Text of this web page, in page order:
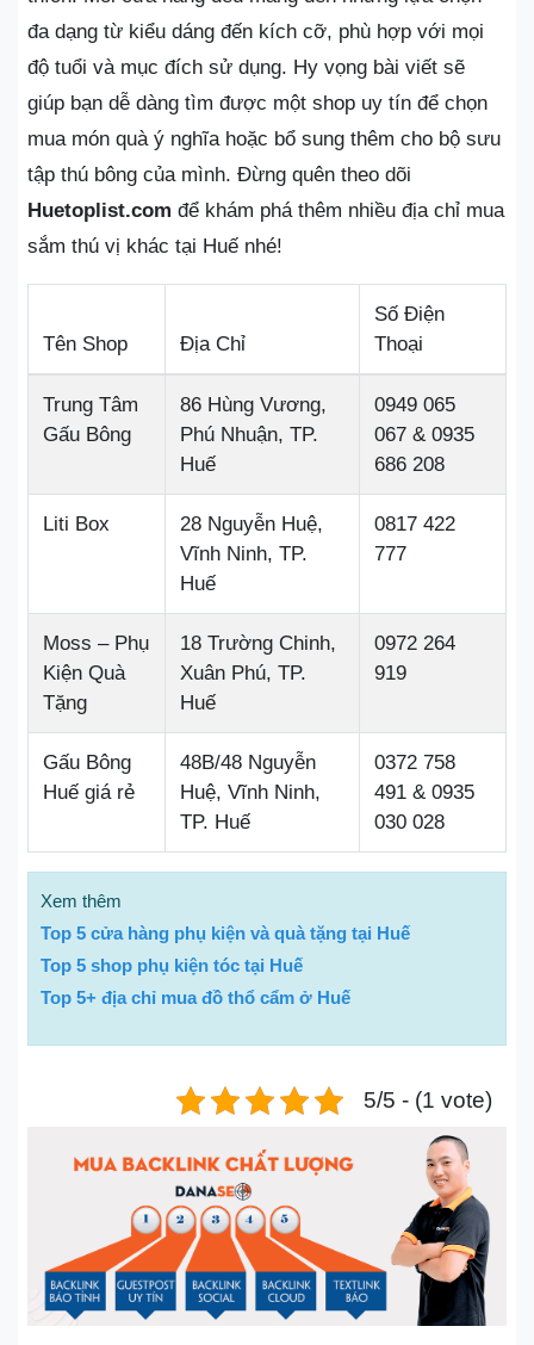
đa dạng từ kiểu dáng đến kích cỡ, phù hợp với mọi
độ tuổi và mục đích sử dụng. Hy vọng bài viết sẽ
giúp bạn dễ dàng tìm được một shop uy tín để chọn
mua món quà ý nghĩa hoặc bổ sung thêm cho bộ sưu
tập thú bông của mình. Đừng quên theo dõi
Huetoplist.com để khám phá thêm nhiều địa chỉ mua
sắm thú vị khác tại Huế nhé!
Tên Shop Địa Chỉ
Số Điện
Thoại
Trung Tâm
Gấu Bông
86 Hùng Vương,
Phú Nhuận, TP.
Huế
0949 065
067 & 0935
686 208
Liti Box
28 Nguyễn Huệ,
Vĩnh Ninh, TP.
Huế
0817 422
777
Moss – Phụ
Kiện Quà
Tặng
18 Trường Chinh,
Xuân Phú, TP.
Huế
0972 264
919
Gấu Bông
Huế giá rẻ
48B/48 Nguyễn
Huệ, Vĩnh Ninh,
TP. Huế
0372 758
491 & 0935
030 028
Xem thêm
Top 5 cửa hàng phụ kiện và quà tặng tại Huế
Top 5 shop phụ kiện tóc tại Huế
Top 5+ địa chỉ mua đồ thổ cẩm ở Huế
5/5 - (1 vote)